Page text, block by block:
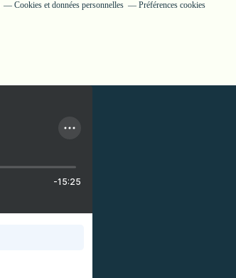
Cookies et données personnelles Préférences cookies
-15:25